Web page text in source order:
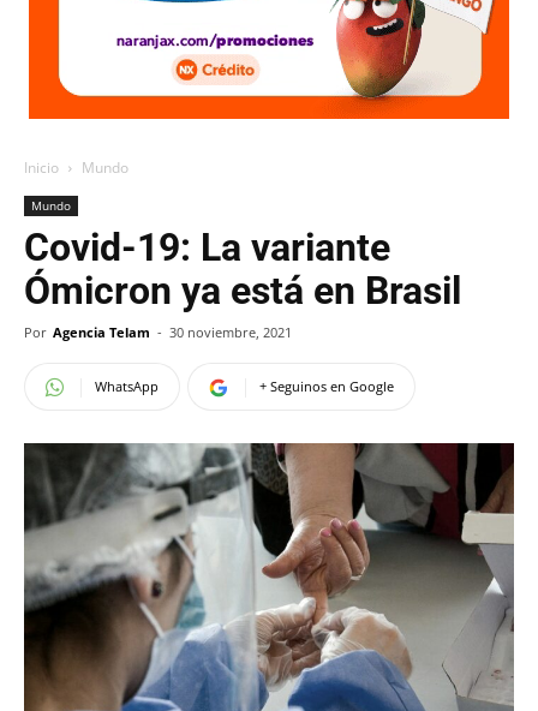
Inicio Mundo
Mundo
Covid-19: La variante
Ómicron ya está en Brasil
Por Agencia Telam - 30 noviembre, 2021
WhatsApp + Seguinos en Google